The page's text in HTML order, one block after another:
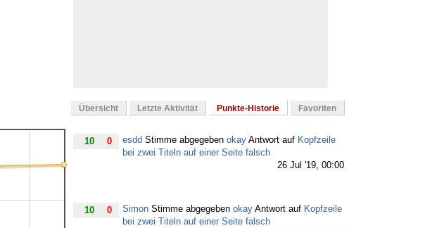
Übersicht Letzte Aktivität Punkte-Historie Favoriten
10 0 esdd Stimme abgegeben okay Antwort auf Kopfzeile
bei zwei Titeln auf einer Seite falsch
26 Jul '19, 00:00
10 0 Simon Stimme abgegeben okay Antwort auf Kopfzeile
bei zwei Titeln auf einer Seite falsch